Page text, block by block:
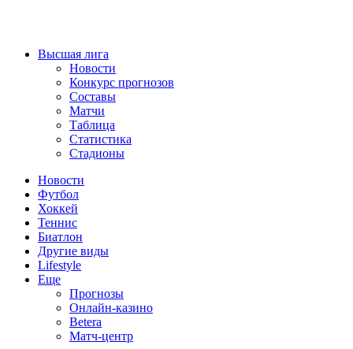
Высшая лига
Новости
Конкурс прогнозов
Составы
Матчи
Таблица
Статистика
Стадионы
Новости
Футбол
Хоккей
Теннис
Биатлон
Другие виды
Lifestyle
Еще
Прогнозы
Онлайн-казино
Betera
Матч-центр